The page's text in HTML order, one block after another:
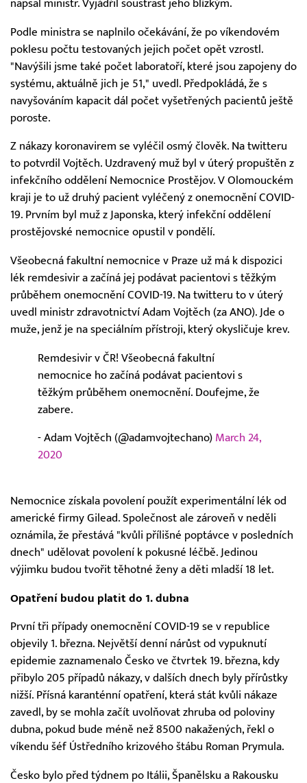
napsal ministr. Vyjádřil soustrast jeho blízkým.
Podle ministra se naplnilo očekávání, že po víkendovém
poklesu počtu testovaných jejich počet opět vzrostl.
"Navýšili jsme také počet laboratoří, které jsou zapojeny do
systému, aktuálně jich je 51," uvedl. Předpokládá, že s
navyšováním kapacit dál počet vyšetřených pacientů ještě
poroste.
Z nákazy koronavirem se vyléčil osmý člověk. Na twitteru
to potvrdil Vojtěch. Uzdravený muž byl v úterý propuštěn z
infekčního oddělení Nemocnice Prostějov. V Olomouckém
kraji je to už druhý pacient vyléčený z onemocnění COVID-
19. Prvním byl muž z Japonska, který infekční oddělení
prostějovské nemocnice opustil v pondělí.
Všeobecná fakultní nemocnice v Praze už má k dispozici
lék remdesivir a začíná jej podávat pacientovi s těžkým
průběhem onemocnění COVID-19. Na twitteru to v úterý
uvedl ministr zdravotnictví Adam Vojtěch (za ANO). Jde o
muže, jenž je na speciálním přístroji, který okysličuje krev.
Remdesivir v ČR! Všeobecná fakultní
nemocnice ho začíná podávat pacientovi s
těžkým průběhem onemocnění. Doufejme, že
zabere.
- Adam Vojtěch (@adamvojtechano) March 24,
2020
Nemocnice získala povolení použít experimentální lék od
americké firmy Gilead. Společnost ale zároveň v neděli
oznámila, že přestává "kvůli přílišné poptávce v posledních
dnech" udělovat povolení k pokusné léčbě. Jedinou
výjimku budou tvořit těhotné ženy a děti mladší 18 let.
Opatření budou platit do 1. dubna
První tři případy onemocnění COVID-19 se v republice
objevily 1. března. Největší denní nárůst od vypuknutí
epidemie zaznamenalo Česko ve čtvrtek 19. března, kdy
přibylo 205 případů nákazy, v dalších dnech byly přírůstky
nižší. Přísná karanténní opatření, která stát kvůli nákaze
zavedl, by se mohla začít uvolňovat zhruba od poloviny
dubna, pokud bude méně než 8500 nakažených, řekl o
víkendu šéf Ústředního krizového štábu Roman Prymula.
Česko bylo před týdnem po Itálii, Španělsku a Rakousku